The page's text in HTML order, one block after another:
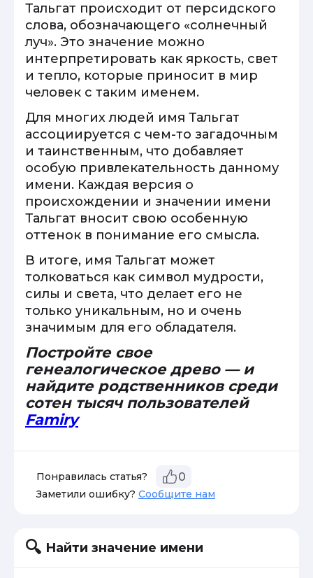
Тальгат происходит от персидского
слова, обозначающего «солнечный
луч». Это значение можно
интерпретировать как яркость, свет
и тепло, которые приносит в мир
человек с таким именем.
Для многих людей имя Тальгат
ассоциируется с чем-то загадочным
и таинственным, что добавляет
особую привлекательность данному
имени. Каждая версия о
происхождении и значении имени
Тальгат вносит свою особенную
оттенок в понимание его смысла.
В итоге, имя Тальгат может
толковаться как символ мудрости,
силы и света, что делает его не
только уникальным, но и очень
значимым для его обладателя.
Постройте свое
генеалогическое древо — и
найдите родственников среди
сотен тысяч пользователей
Famiry
Понравилась статья? 0
Заметили ошибку? Сообщите нам
Найти значение имени